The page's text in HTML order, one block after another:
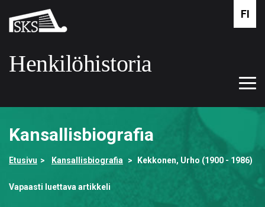
pääsisältöön
Suomalaisen
kirjallisuuden
Henkilöhistoria
FI
Kansallisbiografia
Etusivu Kansallisbiografia Kekkonen, Urho (1900 - 1986)
Vapaasti luettava artikkeli